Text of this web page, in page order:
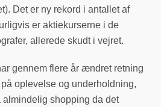
Det er ny rekord i antallet af
er aktiekurserne i de
allerede skudt i vejret.
gennem flere år ændret retning
oplevelse og underholdning,
almindelig shopping da det